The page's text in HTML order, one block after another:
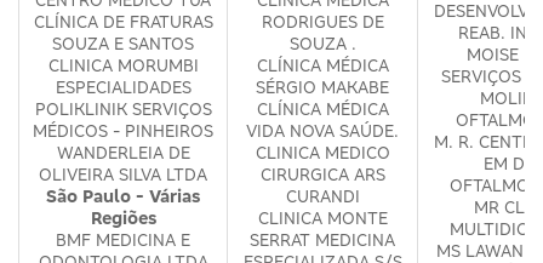
CLÍNICA DE FRATURAS
SOUZA E SANTOS
CLINICA MORUMBI
ESPECIALIDADES
POLIKLINIK SERVIÇOS
MÉDICOS - PINHEIROS
WANDERLEIA DE
OLIVEIRA SILVA LTDA
São Paulo - Várias
Regiões
BMF MEDICINA E
RODRIGUES DE
SOUZA .
CLÍNICA MÉDICA
SÉRGIO MAKABE
CLÍNICA MÉDICA
VIDA NOVA SAÚDE.
CLINICA MEDICO
CIRURGICA ARS
CURANDI
CLINICA MONTE
SERRAT MEDICINA
REAB.
MOISE
SERVIÇOS
M. R.
EM
MR
MS LAWAND